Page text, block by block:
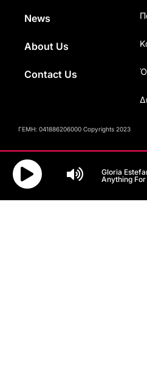
News
About Us
Contact Us
ΓΕΜΗ: 041886206000 Copyrights 2023
Gloria
Anything For